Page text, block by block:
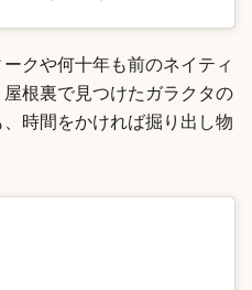
クや何十年も前のネイティ
根裏で見つけたガラクタの
時間をかければ掘り出し物